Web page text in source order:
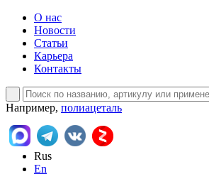
О нас
Новости
Статьи
Карьера
Контакты
Например, полиацеталь
Rus
En